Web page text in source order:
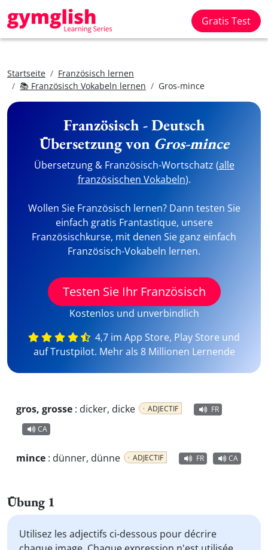
Gratis Test
Startseite
Französisch lernen
📚 Französisch Vokabeln lernen
Gros-mince
Französisch - Deutsch
Übersetzung von Gros-mince
Übersetzung & Französisch-Wortschatz (alle
französischen Vokabeln).
Wollen Sie Französisch lernen? Dann testen Sie
einfach gratis Frantastique, unsere
Französischkurse, mit denen Sie ganz einfach
Französisch-Vokabeln lernen.
Testen Sie Ihr Französisch
Kostenlos und unverbindlich
4,7 im App Store, Play Store und
auf Trustpilot. Mehr als 8 Millionen Lernende
gros, grosse : dicker, dicke ADJECTIF
FR
CA
mince : dünner, dünne ADJECTIF FR CA
Übung 1
Utilisez les adjectifs ci-dessous pour décrire